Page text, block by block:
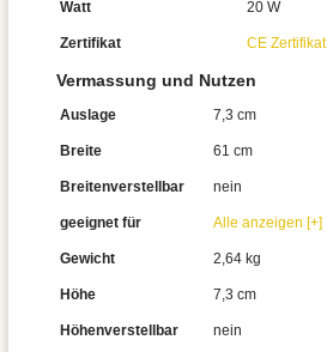
Watt 20 W
Zertifikat CE Zertifikat
Vermassung und Nutzen
Auslage 7,3 cm
Breite 61 cm
Breitenverstellbar nein
geeignet für Alle anzeigen [+]
Gewicht 2,64 kg
Höhe 7,3 cm
Höhenverstellbar nein